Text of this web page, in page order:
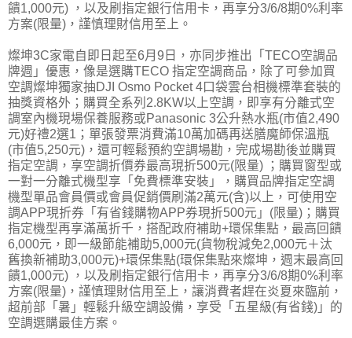
饋1,000元) ，以及刷指定銀行信用卡，再享分3/6/8期0%利率
方案(限量)，謹慎理財信用至上。
燦坤3C家電自即日起至6月9日，亦同步推出「TECO空調品
牌週」優惠，像是選購TECO 指定空調商品，除了可參加買
空調燦坤獨家抽DJI Osmo Pocket 4口袋雲台相機標準套裝的
抽獎資格外；購買全系列2.8KW以上空調，即享有分離式空
調室內機現場保養服務或Panasonic 3公升熱水瓶(市值2,490
元)好禮2選1；單張發票消費滿10萬加碼再送膳魔師保溫瓶
(市值5,250元)，還可輕鬆預約空調場勘，完成場勘後並購買
指定空調，享空調折價券最高現折500元(限量) ；購買窗型或
一對一分離式機型享「免費標準安裝」，購買品牌指定空調
機型單品會員價或會員促銷價刷滿2萬元(含)以上，可使用空
調APP現折券「有省錢購物APP券現折500元」(限量)；購買
指定機型再享滿萬折千，搭配政府補助+環保集點，最高回饋
6,000元，即一級節能補助5,000元(貨物稅減免2,000元＋汰
舊換新補助3,000元)+環保集點(環保集點來燦坤，週末最高回
饋1,000元) ，以及刷指定銀行信用卡，再享分3/6/8期0%利率
方案(限量)，謹慎理財信用至上，讓消費者趕在炎夏來臨前，
超前部「暑」輕鬆升級空調設備，享受「五星級(有省錢)」的
空調選購最佳方案。